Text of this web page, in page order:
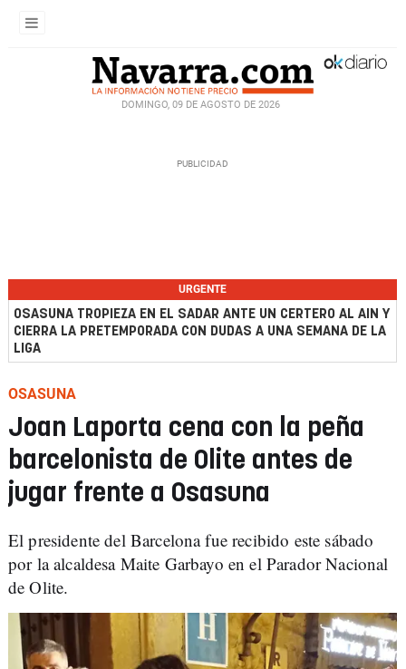
DOMINGO, 09 DE AGOSTO DE 2026
URGENTE
OSASUNA TROPIEZA EN EL SADAR ANTE UN CERTERO AL AIN Y
CIERRA LA PRETEMPORADA CON DUDAS A UNA SEMANA DE LA
LIGA
OSASUNA
Joan Laporta cena con la peña
barcelonista de Olite antes de
jugar frente a Osasuna
El presidente del Barcelona fue recibido este sábado
por la alcaldesa Maite Garbayo en el Parador Nacional
de Olite.